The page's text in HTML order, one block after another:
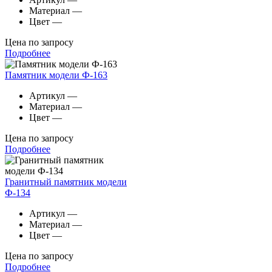
Материал —
Цвет —
Цена по запросу
Подробнее
Памятник модели Ф-163
Артикул —
Материал —
Цвет —
Цена по запросу
Подробнее
Гранитный памятник модели
Ф-134
Артикул —
Материал —
Цвет —
Цена по запросу
Подробнее